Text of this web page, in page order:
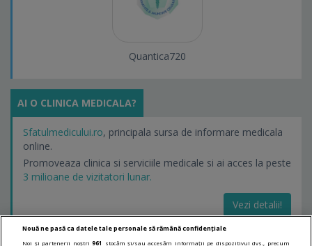
Quantica720
AI O CLINICA MEDICALA?
Sfatulmedicului.ro, principala sursa de informare medicala
online.
Promoveaza clinica si serviciile medicale si ai acces la peste
3 milioane de vizitatori lunar.
Vezi detalii!
Nouă ne pasă ca datele tale personale să rămână confidențiale
Noi și partenerii noștri961 stocăm și/sau accesăm informații pe dispozitivul dvs., precum